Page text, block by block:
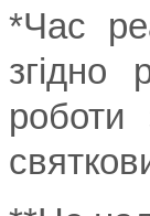
*Час
згідно